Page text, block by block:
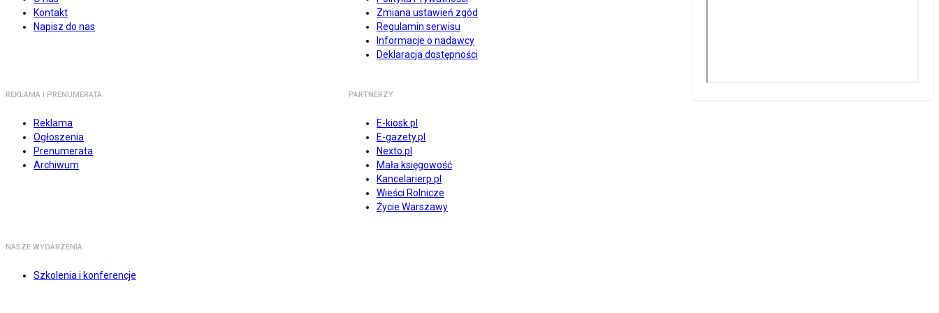
Kontakt
Napisz do nas
Zmiana ustawień zgód
Regulamin serwisu
Informacje o nadawcy
Deklaracja dostępności
REKLAMA I PRENUMERATA
Reklama
Ogłoszenia
Prenumerata
Archiwum
PARTNERZY
E-kiosk.pl
E-gazety.pl
Nexto.pl
Mała księgowość
Kancelarierp.pl
Wieści Rolnicze
Życie Warszawy
NASZE WYDARZENIA
Szkolenia i konferencje